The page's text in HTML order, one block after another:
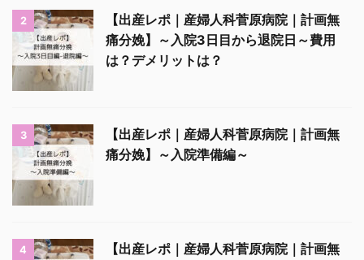
2
【出産レポ｜産婦人科菅原病院｜計画無
痛分娩】～入院3日目から退院日～費用
は？デメリットは？
3
【出産レポ｜産婦人科菅原病院｜計画無
痛分娩】～入院準備編～
4
【出産レポ｜産婦人科菅原病院｜計画無